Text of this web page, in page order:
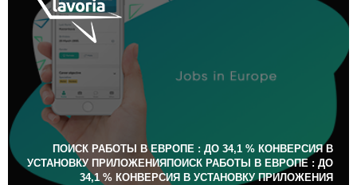
ПОИСК РАБОТЫ В ЕВРОПЕ : ДО 34,1 % КОНВЕРСИЯ В
УСТАНОВКУ ПРИЛОЖЕНИЯПОИСК РАБОТЫ В ЕВРОПЕ : ДО
34,1 % КОНВЕРСИЯ В УСТАНОВКУ ПРИЛОЖЕНИЯ